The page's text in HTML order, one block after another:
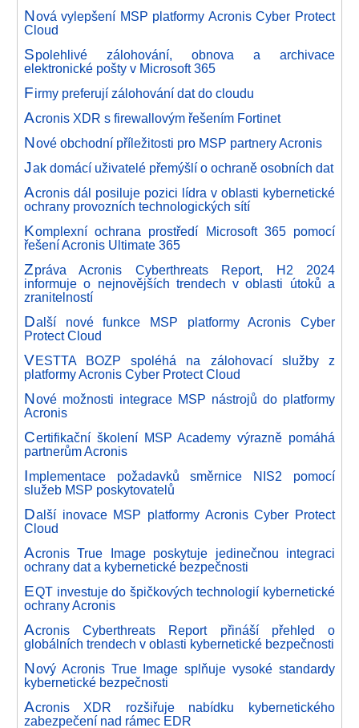
Nová vylepšení MSP platformy Acronis Cyber Protect
Cloud
Spolehlivé zálohování, obnova a archivace
elektronické pošty v Microsoft 365
Firmy preferují zálohování dat do cloudu
Acronis XDR s firewallovým řešením Fortinet
Nové obchodní příležitosti pro MSP partnery Acronis
Jak domácí uživatelé přemýšlí o ochraně osobních dat
Acronis dál posiluje pozici lídra v oblasti kybernetické
ochrany provozních technologických sítí
Komplexní ochrana prostředí Microsoft 365 pomocí
řešení Acronis Ultimate 365
Zpráva Acronis Cyberthreats Report, H2 2024
informuje o nejnovějších trendech v oblasti útoků a
zranitelností
Další nové funkce MSP platformy Acronis Cyber
Protect Cloud
VESTTA BOZP spoléhá na zálohovací služby z
platformy Acronis Cyber Protect Cloud
Nové možnosti integrace MSP nástrojů do platformy
Acronis
Certifikační školení MSP Academy výrazně pomáhá
partnerům Acronis
Implementace požadavků směrnice NIS2 pomocí
služeb MSP poskytovatelů
Další inovace MSP platformy Acronis Cyber Protect
Cloud
Acronis True Image poskytuje jedinečnou integraci
ochrany dat a kybernetické bezpečnosti
EQT investuje do špičkových technologií kybernetické
ochrany Acronis
Acronis Cyberthreats Report přináší přehled o
globálních trendech v oblasti kybernetické bezpečnosti
Nový Acronis True Image splňuje vysoké standardy
kybernetické bezpečnosti
Acronis XDR rozšiřuje nabídku kybernetického
zabezpečení nad rámec EDR